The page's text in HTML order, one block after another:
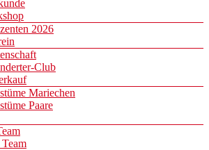
2026
Club
Mariechen
Paare